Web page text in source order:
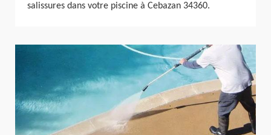
salissures dans votre piscine à Cebazan 34360.